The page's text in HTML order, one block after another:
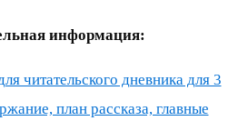
информация:
читательского дневника для 3
план рассказа, главные